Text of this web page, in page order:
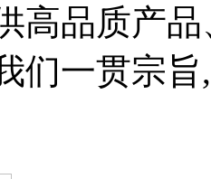
高品质产
们一贯宗